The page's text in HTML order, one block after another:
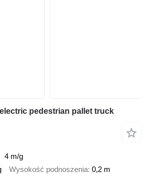
pedestrian pallet truck
4 m/g
Wysokość podnoszenia 0,2 m